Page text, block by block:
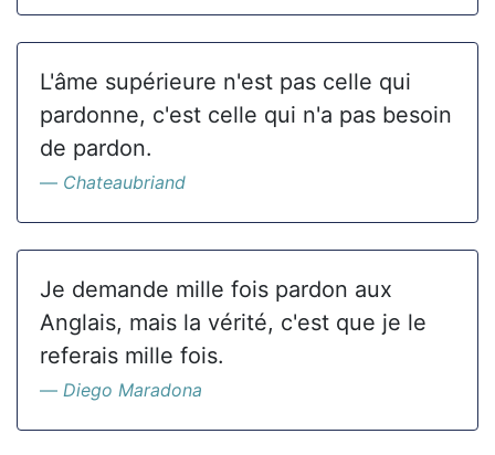
L'âme supérieure n'est pas celle qui
pardonne, c'est celle qui n'a pas besoin
de pardon.
Chateaubriand
Je demande mille fois pardon aux
Anglais, mais la vérité, c'est que je le
referais mille fois.
Diego Maradona